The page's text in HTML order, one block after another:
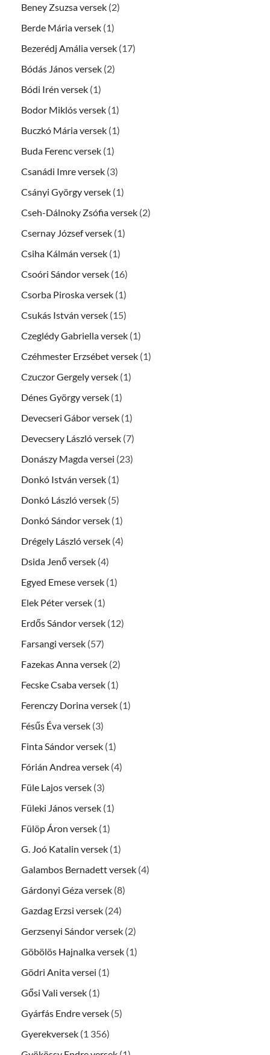
Beney Zsuzsa versek (2)
Berde Mária versek (1)
Bezerédj Amália versek (17)
Bódás János versek (2)
Bódi Irén versek (1)
Bodor Miklós versek (1)
Buczkó Mária versek (1)
Buda Ferenc versek (1)
Csanádi Imre versek (3)
Csányi György versek (1)
Cseh-Dálnoky Zsófia versek (2)
Csernay József versek (1)
Csiha Kálmán versek (1)
Csoóri Sándor versek (16)
Csorba Piroska versek (1)
Csukás István versek (15)
Czeglédy Gabriella versek (1)
Czéhmester Erzsébet versek (1)
Czuczor Gergely versek (1)
Dénes György versek (1)
Devecseri Gábor versek (1)
Devecsery László versek (7)
Donászy Magda versei (23)
Donkó István versek (1)
Donkó László versek (5)
Donkó Sándor versek (1)
Drégely László versek (4)
Dsida Jenő versek (4)
Egyed Emese versek (1)
Elek Péter versek (1)
Erdős Sándor versek (12)
Farsangi versek (57)
Fazekas Anna versek (2)
Fecske Csaba versek (1)
Ferenczy Dorina versek (1)
Fésűs Éva versek (3)
Finta Sándor versek (1)
Fórián Andrea versek (4)
Füle Lajos versek (3)
Füleki János versek (1)
Fülöp Áron versek (1)
G. Joó Katalin versek (1)
Galambos Bernadett versek (4)
Gárdonyi Géza versek (8)
Gazdag Erzsi versek (24)
Gerzsenyi Sándor versek (2)
Göbölös Hajnalka versek (1)
Gödri Anita versei (1)
Gősi Vali versek (1)
Gyárfás Endre versek (5)
Gyerekversek (1 356)